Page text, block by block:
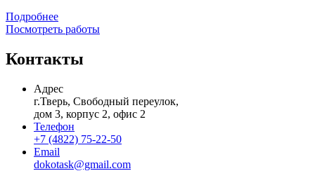
Подробнее
Посмотреть работы
Контакты
Адрес
г.Тверь, Свободный переулок,
дом 3, корпус 2, офис 2
Телефон
+7 (4822) 75-22-50
Email
dokotask@gmail.com